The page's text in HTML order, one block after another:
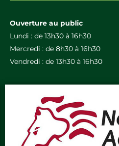
Ouverture au public
Lundi : de 13h30 à 16h30
Mercredi : de 8h30 à 16h30
Vendredi : de 13h30 à 16h30